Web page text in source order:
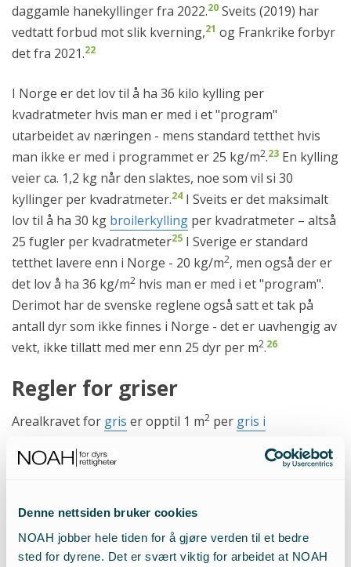
Denne nettsiden bruker cookies
NOAH jobber hele tiden for å gjøre verden til et bedre
sted for dyrene. Det er svært viktig for arbeidet at NOAH
daggamle hanekyllinger fra 2022.20 Sveits (2019) har
vedtatt forbud mot slik kverning,21 og Frankrike forbyr
det fra 2021.22
I Norge er det lov til å ha 36 kilo kylling per
kvadratmeter hvis man er med i et "program"
utarbeidet av næringen - mens standard tetthet hvis
man ikke er med i programmet er 25 kg/m2.23 En kylling
veier ca. 1,2 kg når den slaktes, noe som vil si 30
kyllinger per kvadratmeter.24 I Sveits er det maksimalt
lov til å ha 30 kg broilerkylling per kvadratmeter – altså
25 fugler per kvadratmeter25 I Sverige er standard
tetthet lavere enn i Norge - 20 kg/m2, men også der er
det lov å ha 36 kg/m2 hvis man er med i et "program".
Derimot har de svenske reglene også satt et tak på
antall dyr som ikke finnes i Norge - det er uavhengig av
vekt, ikke tillatt med mer enn 25 dyr per m2.26
Regler for griser
Arealkravet for gris er opptil 1 m2 per gris i
som i EU sitt regelverk. Regler for griser fremstår
for areal – for eksempel 0,9 m
forskjell, men viser likevel at Norge ikke er "ledende".